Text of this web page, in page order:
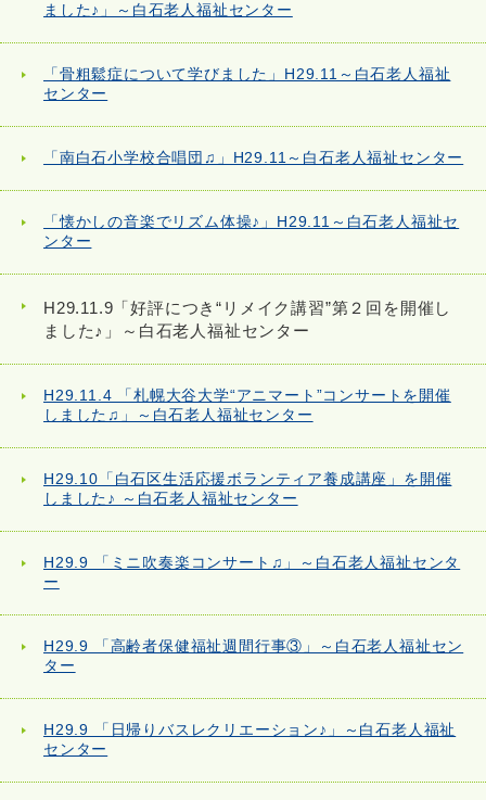
ました♪」～白石老人福祉センター
「骨粗鬆症について学びました」H29.11～白石老人福祉
センター
「南白石小学校合唱団♫」H29.11～白石老人福祉センター
「懐かしの音楽でリズム体操♪」H29.11～白石老人福祉セ
ンター
H29.11.9「好評につき“リメイク講習”第２回を開催し
ました♪」～白石老人福祉センター
H29.11.4 「札幌大谷大学“アニマート”コンサートを開催
しました♫」～白石老人福祉センター
H29.10「白石区生活応援ボランティア養成講座」を開催
しました♪ ～白石老人福祉センター
H29.9 「ミニ吹奏楽コンサート♫」～白石老人福祉センタ
ー
H29.9 「高齢者保健福祉週間行事③」～白石老人福祉セン
ター
H29.9 「日帰りバスレクリエーション♪」～白石老人福祉
センター